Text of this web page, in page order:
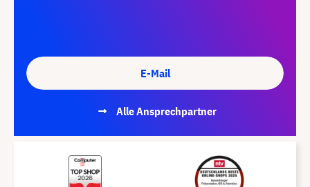
E-Mail
Alle Ansprechpartner